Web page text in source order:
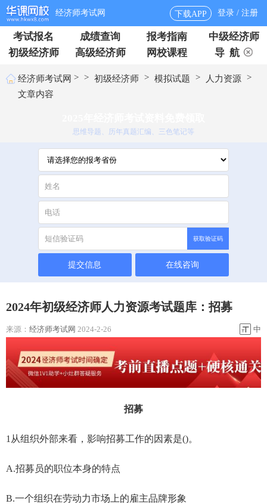
经济师考试网 下载APP 登录 / 注册
考试报名 成绩查询 报考指南
中级经济师
初级经济师
高级经济师 网校课程 导 航
经济师考试网 > > 初级经济师 > 模拟试题 > 人力资源 >
文章内容
思维导题、历年真题汇编、三色笔记等
获取验证码
提交信息 在线咨询
2024年初级经济师人力资源考试题库：招募
来源： 经济师考试网 2024-2-26 中
招募
1从组织外部来看，影响招募工作的因素是()。
A.招募员的职位本身的特点
B.一个组织在劳动力市场上的雇主品牌形象